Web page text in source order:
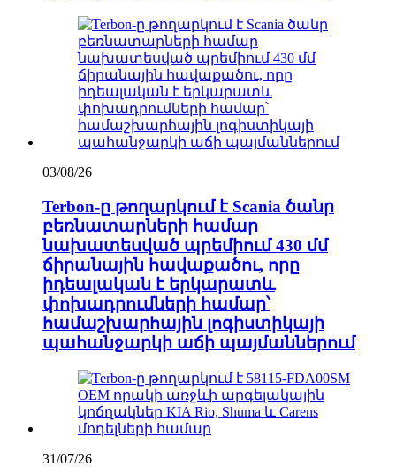
03/08/26
Terbon-ը թողարկում է Scania ծանր
բեռնատարների համար
նախատեսված պրեմիում 430 մմ
ճիրանային հավաքածու, որը
իդեալական է երկարատև
փոխադրումների համար՝
համաշխարհային լոգիստիկայի
պահանջարկի աճի պայմաններում
31/07/26